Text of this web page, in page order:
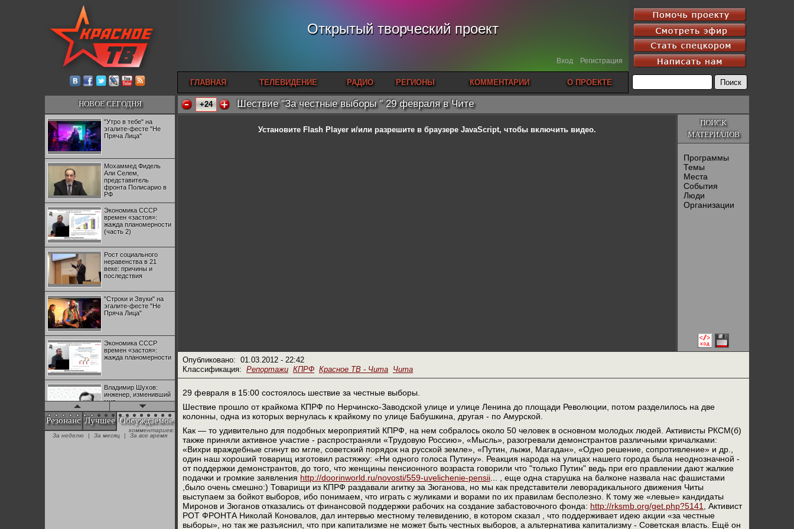
Открытый творческий проект
Вход Регистрация
ГЛАВНАЯ ТЕЛЕВИДЕНИЕ РАДИО РЕГИОНЫ КОММЕНТАРИИ О ПРОЕКТЕ
НОВОЕ СЕГОДНЯ
"Утро в тебе" на
эгалите-фесте "Не
Пряча Лица"
Мохаммед Фидель
Али Селем,
представитель
фронта Полисарио в
РФ
Экономика СССР
времен «застоя»:
жажда планомерности
(часть 2)
Рост социального
неравенства в 21
веке: причины и
последствия
"Строки и Звуки" на
эгалите-фесте "Не
Пряча Лица"
Экономика СССР
времен «застоя»:
жажда планомерности
Владимир Шухов:
инженер, изменивший
мир
"Аркадий Коц" на
эгалите-фесте "Не
Резонанс Лучшее Обсуждаемое
комментариев:
За неделю
| За месяц | За все время
+24 Шествие "За честные выборы " 29 февраля в Чите
ПОИСК
МАТЕРИАЛОВ
Программы
Темы
Места
События
Люди
Организации
Установите Flash Playerи/или разрешите в браузере JavaScript, чтобы включить видео.
Опубликовано: 01.03.2012 - 22:42
Классификация: Репортажи КПРФ Красное ТВ - Чита Чита
29 февраля в 15:00 состоялось шествие за честные выборы.
Шествие прошло от крайкома КПРФ по Нерчинско-Заводской улице и улице Ленина до площади Революции, потом разделилось на две
колонны, одна из которых вернулась к крайкому по улице Бабушкина, другая - по Амурской.
Как — то удивительно для подобных мероприятий КПРФ, на нем собралось около 50 человек в основном молодых людей. Активисты РКСМ(б)
также приняли активное участие - распространяли «Трудовую Россию», «Мысль», разогревали демонстрантов различными кричалками:
«Вихри враждебные сгинут во мгле, советский порядок на русской земле», «Путин, лыжи, Магадан», «Одно решение, сопротивление» и др.,
один наш хороший товарищ изготовил растяжку: «Ни одного голоса Путину». Реакция народа на улицах нашего города была неоднозначной -
от поддержки демонстрантов, до того, что женщины пенсионного возраста говорили что "только Путин" ведь при его правлении дают жалкие
подачки и громкие заявления http://doorinworld.ru/novosti/559-uvelichenie-pensii ... , еще одна старушка на балконе назвала нас фашистами
,было очень смешно:) Товарищи из КПРФ раздавали агитку за Зюганова, но мы как представители леворадикального движения Читы
выступаем за бойкот выборов, ибо понимаем, что играть с жуликами и ворами по их правилам бесполезно. К тому же «левые» кандидаты
Миронов и Зюганов отказались от финансовой поддержки рабочих на создание забастовочного фонда: http://rksmb.org/get.php?5141
, Активист
РОТ ФРОНТА Николай Коновалов, дал интервью местному телевидению, в котором сказал , что поддерживает идею акции «за честные
выборы», но так же разъяснил, что при капитализме не может быть честных выборов, а альтернатива капитализму - Советская власть. Ещё он